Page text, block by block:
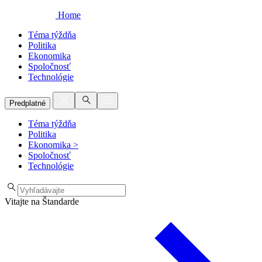
Home
Téma týždňa
Politika
Ekonomika
Spoločnosť
Technológie
Predplatné
Téma týždňa
Politika
Ekonomika >
Spoločnosť
Technológie
Vitajte na Štandarde